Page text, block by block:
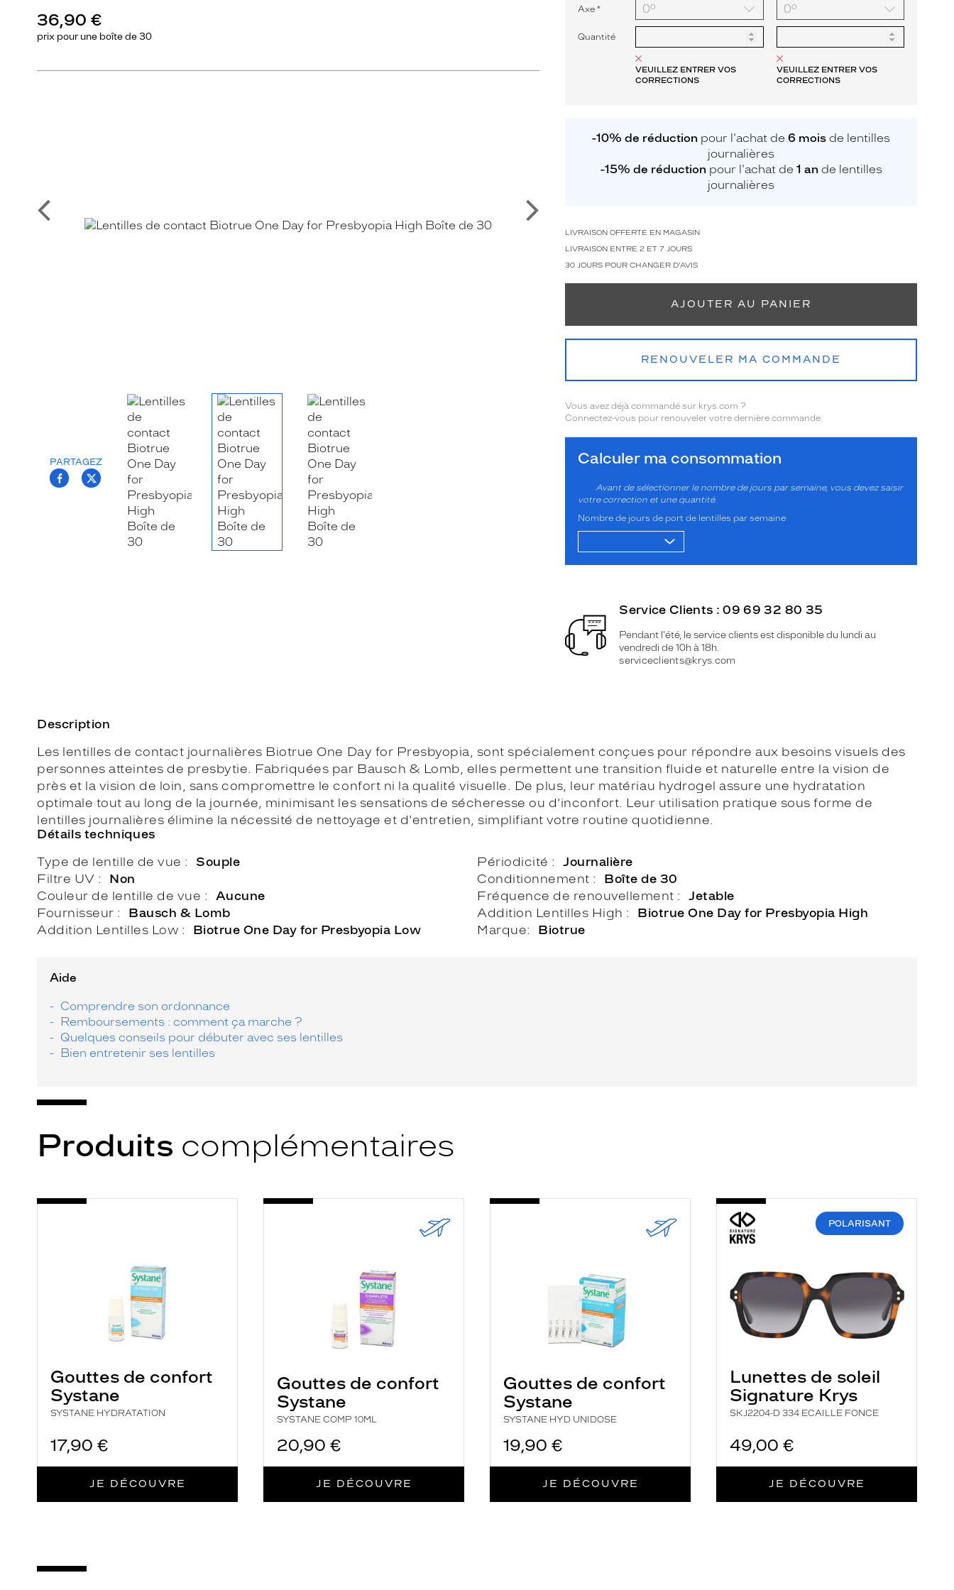
36,90 €
prix pour une boîte de 30
Précédent Suivant
PARTAGEZ
T.PROJECT.KRYS.FRONT.SHARE_FACEBOOK_TITLE
T.PROJECT.KRYS.FRONT.SHARE_TWITTER_TITLE
Axe*
Quantité
VEUILLEZ ENTRER VOS
CORRECTIONS
VEUILLEZ ENTRER VOS
CORRECTIONS
-10% de réduction pour l'achat de6 mois de lentilles
journalières
-15% de réductionpour l'achat de 1 ande lentilles
journalières
LIVRAISON OFFERTE EN MAGASIN
LIVRAISON ENTRE 2 ET 7 JOURS
30 JOURS POUR CHANGER D'AVIS
AJOUTER AU PANIER
RENOUVELER MA COMMANDE
Vous avez déjà commandé sur krys.com ?
Connectez-vous pour renouveler votre dernière commande.
Calculer ma consommation
Avant de sélectionner le nombre de jours par semaine, vous devez saisir
votre correction et une quantité.
Nombre de jours de port de lentilles par semaine
Service Clients : 09 69 32 80 35
Pendant l'été, le service clients est disponible du lundi au
vendredi de 10h à 18h.
serviceclients@krys.com
Description
Les lentilles de contact journalières Biotrue One Day for Presbyopia, sont spécialement conçues pour répondre aux besoins visuels des
personnes atteintes de presbytie. Fabriquées par Bausch & Lomb, elles permettent une transition fluide et naturelle entre la vision de
près et la vision de loin, sans compromettre le confort ni la qualité visuelle. De plus, leur matériau hydrogel assure une hydratation
optimale tout au long de la journée, minimisant les sensations de sécheresse ou d'inconfort. Leur utilisation pratique sous forme de
lentilles journalières élimine la nécessité de nettoyage et d'entretien, simplifiant votre routine quotidienne.
Détails techniques
Type de lentille de vue
Souple Périodicité
Journalière
Filtre UV
Non Conditionnement
Boîte de 30
Couleur de lentille de vue
Aucune Fréquence de renouvellement
Jetable
Fournisseur
Bausch & Lomb Addition Lentilles High
Biotrue One Day for Presbyopia High
Addition Lentilles Low
Biotrue One Day for Presbyopia Low Marque Biotrue
Aide
Comprendre son ordonnance
Remboursements : comment ça marche ?
Quelques conseils pour débuter avec ses lentilles
Bien entretenir ses lentilles
Produits complémentaires
Gouttes de confort
Systane
SYSTANE HYDRATATION
17,90 €
JE DÉCOUVRE
-
Gouttes de confort
Systane
SYSTANE COMP 10ML
20,90 €
JE DÉCOUVRE
-
Gouttes de confort
Systane
SYSTANE HYD UNIDOSE
19,90 €
JE DÉCOUVRE
-
POLARISANT
Lunettes de soleil
Signature Krys
SKJ2204-D 334 ECAILLE FONCE
49,00 €
JE DÉCOUVRE
-
SKJ2204-
334
ECAILLE